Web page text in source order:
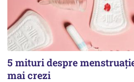
5 mituri despre
mai crezi